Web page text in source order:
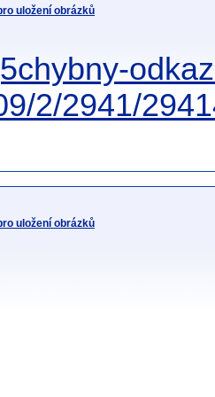
uložení obrázků
2/2941/
uložení obrázků